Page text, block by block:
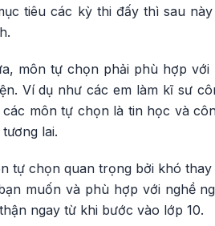
tiêu các kỳ thi đấy thì sau
môn tự chọn phải phù hợp
Ví dụ như các em làm kĩ sư
môn tự chọn là tin học và
lai.
tự chọn quan trọng bởi khó
muốn và phù hợp với nghề
ngay từ khi bước vào lớp 10.